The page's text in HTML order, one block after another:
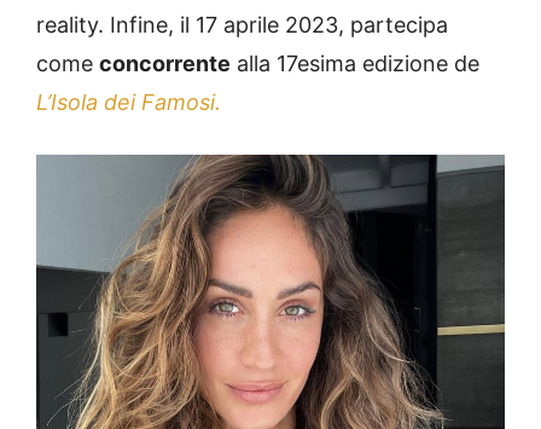
reality. Infine, il 17 aprile 2023, partecipa
come concorrente alla 17esima edizione de
L’Isola dei Famosi.